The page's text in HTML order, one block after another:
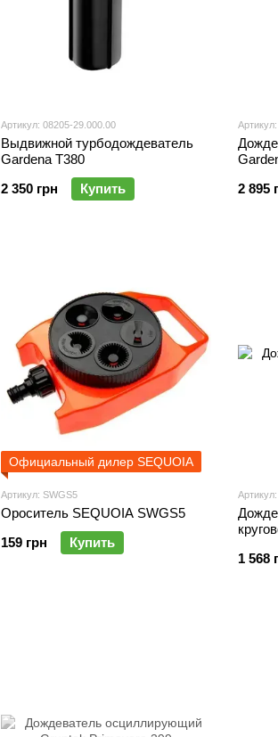
Артикул: 08205-29.000.00
Выдвижной турбодождеватель
Gardena T380
2 350 грн
Купить
2 895
Официальный дилер SEQUOIA
Артикул: SWGS5
Ороситель SEQUOIA SWGS5
159 грн
Купить
1 568